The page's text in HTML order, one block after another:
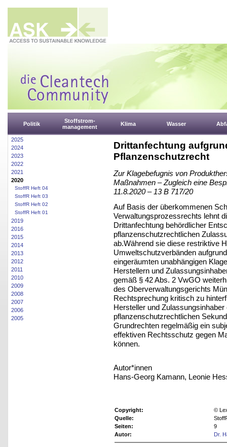
Politik
Stoffstrom-
management
Klima Wasser
2025
2024
2023
2022
2021
2020
StoffR Heft 04
StoffR Heft 03
StoffR Heft 02
StoffR Heft 01
2019
2016
2015
2014
2013
2012
2011
2010
2009
2008
2007
2006
2005
Drittanfechtung
Pflanzenschutzrecht
Zur Klagebefugnis von
Maßnahmen – Zugleich eine
11.8.2020 – 13 B 717/20
Auf Basis der überkommenen
Verwaltungsprozessrechts lehnt
Drittanfechtung behördlicher
pflanzenschutzrechtlichen
ab.Während sie diese restriktive
Umweltschutzverbänden
eingeräumten unabhängigen
Herstellern und
gemäß § 42 Abs. 2 VwGO
des Oberverwaltungsgerichts
Rechtsprechung kritisch zu
Hersteller und
pflanzenschutzrechtlichen
Grundrechten regelmäßig ein
effektiven Rechtsschutz gegen
können.
Autor*innen
Hans-Georg Kamann, Leonie
Copyright:
©
Quelle:
Seiten:
9
Autor:
Dr.